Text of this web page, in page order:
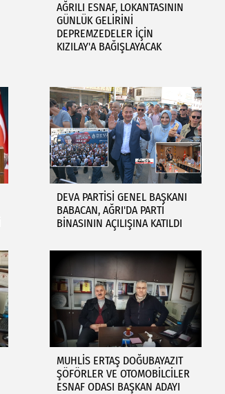
AĞRILI ESNAF, LOKANTASININ
GÜNLÜK GELİRİNİ
DEPREMZEDELER İÇİN
KIZILAY'A BAĞIŞLAYACAK
DEVA PARTİSİ GENEL BAŞKANI
BABACAN, AĞRI'DA PARTİ
BİNASININ AÇILIŞINA KATILDI
MUHLİS ERTAŞ DOĞUBAYAZIT
ŞÖFÖRLER VE OTOMOBİLCİLER
ESNAF ODASI BAŞKAN ADAYI